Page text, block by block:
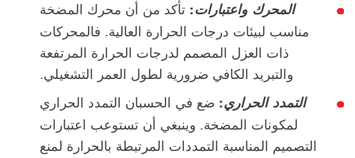
المحرك واعتبارات: تأكد من أن محرك المضخة
مناسب لبيئات درجات الحرارة العالية. فالمحركات
ذات العزل المصمم لدرجات الحرارة المرتفعة
والتبريد الكافي ضرورية لطول العمر التشغيلي.
التمدد الحراري: ضع في الحسبان التمدد الحراري
لمكونات المضخة. وينبغي أن تستوعب اعتبارات
التصميم المناسبة التمددات المرتبطة بالحرارة لمنع